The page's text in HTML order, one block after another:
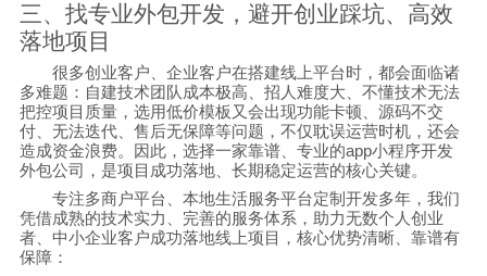
三、找专业外包开发，避开创业踩坑、高效
落地项目
很多创业客户、企业客户在搭建线上平台时，都会面临诸
多难题：自建技术团队成本极高、招人难度大、不懂技术无法
把控项目质量，选用低价模板又会出现功能卡顿、源码不交
付、无法迭代、售后无保障等问题，不仅耽误运营时机，还会
造成资金浪费。因此，选择一家靠谱、专业的app小程序开发
外包公司，是项目成功落地、长期稳定运营的核心关键。
专注多商户平台、本地生活服务平台定制开发多年，我们
凭借成熟的技术实力、完善的服务体系，助力无数个人创业
者、中小企业客户成功落地线上项目，核心优势清晰、靠谱有
保障：